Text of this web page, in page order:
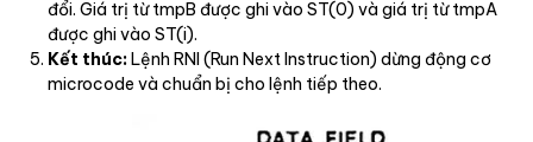
đổi. Giá trị từ tmpB được ghi vào ST(0) và giá trị từ tmpA
được ghi vào ST(i).
Kết thúc:Lệnh RNI (Run Next Instruction) dừng động cơ
microcode và chuẩn bị cho lệnh tiếp theo.